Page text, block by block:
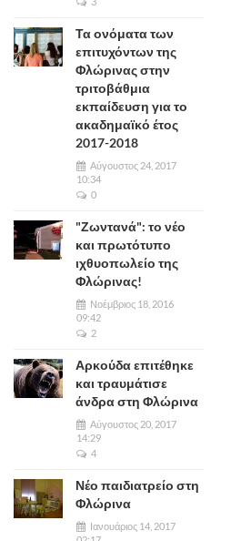
Τα ονόματα των
επιτυχόντων της
Φλώρινας στην
τριτοβάθμια
εκπαίδευση για το
ακαδημαϊκό έτος
2017-2018
Αύγουστος 24, 2017
10:34
0
"Ζωντανά": το νέο
και πρωτότυπο
ιχθυοπωλείο της
Φλώρινας!
Νοέμβριος 18, 2016
09:42
2
Αρκούδα επιτέθηκε
και τραυμάτισε
άνδρα στη Φλώρινα
Αύγουστος 20, 2017
14:29
4
Νέο παιδιατρείο στη
Φλώρινα
Ιανουάριος 14, 2017